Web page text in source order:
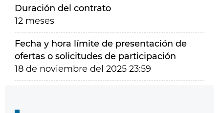
Duración del contrato
12 meses
Fecha y hora límite de presentación de
ofertas o solicitudes de participación
18 de noviembre del 2025 23:59